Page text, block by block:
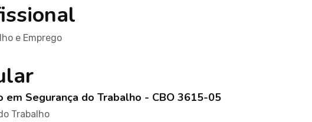
e Emprego
em Segurança do Trabalho - CBO 3615-05
Trabalho